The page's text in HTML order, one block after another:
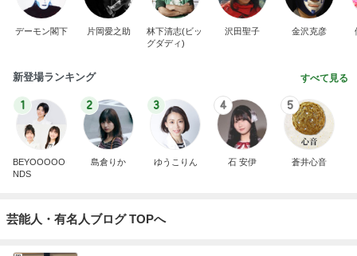
デーモン閣下 片岡愛之助
林下清志(ビッ
グダディ)
沢田聖子 金沢克彦
新登場ランキング すべて見る
1
BEYOOOOO
NDS
2
島倉りか
3
ゆうこりん
4
石 安伊
5
蒼井心音
芸能人・有名人ブログ TOPへ